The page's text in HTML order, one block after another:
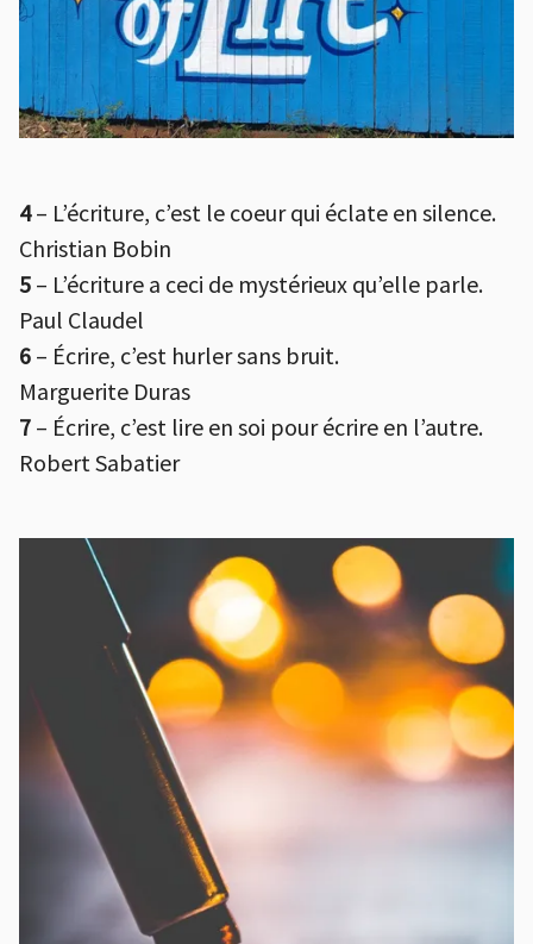
4– L’écriture, c’est le coeur qui éclate en silence.
Christian Bobin
5 – L’écriture a ceci de mystérieux qu’elle parle.
Paul Claudel
6 – Écrire, c’est hurler sans bruit.
Marguerite Duras
7 – Écrire, c’est lire en soi pour écrire en l’autre.
Robert Sabatier